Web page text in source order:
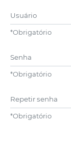
Usuário
*Obrigatório
Senha
*Obrigatório
Repetir senha
*Obrigatório